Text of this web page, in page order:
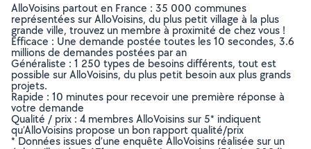
AlloVoisins partout en France : 35 000 communes
représentées sur AlloVoisins, du plus petit village à la plus
grande ville, trouvez un membre à proximité de chez vous !
Efficace : Une demande postée toutes les 10 secondes, 3.6
millions de demandes postées par an
Généraliste : 1 250 types de besoins différents, tout est
possible sur AlloVoisins, du plus petit besoin aux plus grands
projets.
Rapide : 10 minutes pour recevoir une première réponse à
votre demande
Qualité / prix : 4 membres AlloVoisins sur 5* indiquent
qu’AlloVoisins propose un bon rapport qualité/prix
* Données issues d’une enquête AlloVoisins réalisée sur un